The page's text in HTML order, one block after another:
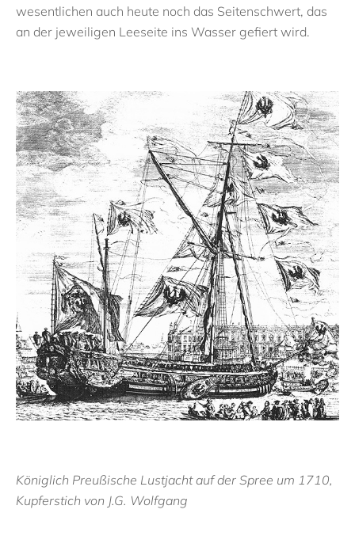
wesentlichen auch heute noch das Seitenschwert, das
an der jeweiligen Leeseite ins Wasser gefiert wird.
Königlich Preußische Lustjacht auf der Spree um 1710,
Kupferstich von J.G. Wolfgang